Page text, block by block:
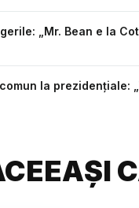
„Mr. Bean e la
la prezidențiale: